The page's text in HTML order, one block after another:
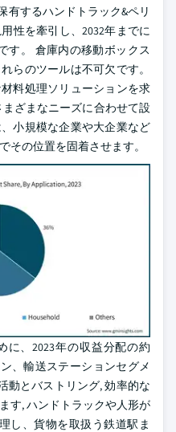
有するハンドトラック&ペリ
性を牽引し、2032年までに
す。 倉庫内の移動ボックス
らのツールは不可欠です。
料処理ソリューションを求
ざまなニーズに合わせて設
小規模な企業や大企業など
その位置を固着させます。
に、2023年の収益分配の約
、輸送ステーションセグメ
動とバストリング, 効率的な
す, ハンドトラックや人形が
し、貨物を取扱う鉄道駅ま